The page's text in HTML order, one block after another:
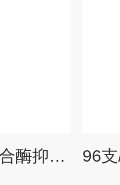
可逆型Taq DNA聚合酶抑制剂